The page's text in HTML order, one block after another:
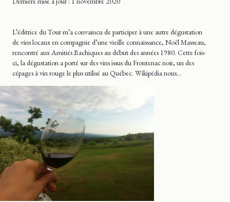
L’éditrice du Tour m’a convaincu de participer à une autre dégustation
de vins locaux en compagnie d’une vieille connaissance, Noël Masseau,
rencontré aux Amitiés Bachiques au début des années 1980. Cette fois-
ci, la dégustation a porté sur des vins issus du Frontenac noir, un des
cépages à vin rouge le plus utilisé au Québec. Wikipédia nous…